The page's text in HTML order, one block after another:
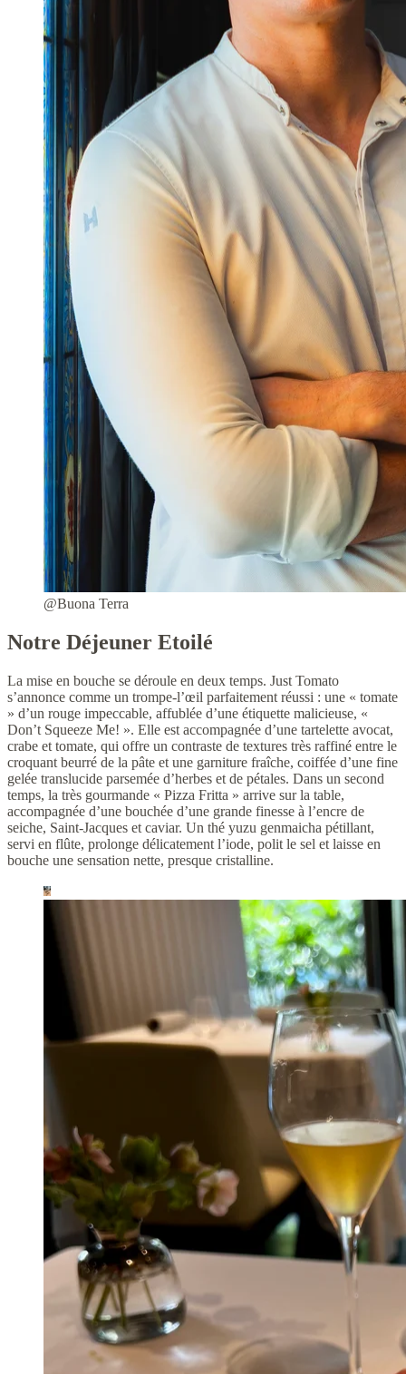
@Buona Terra
Notre Déjeuner Etoilé
La mise en bouche se déroule en deux temps. Just Tomato
s’annonce comme un trompe-l’œil parfaitement réussi : une « tomate
» d’un rouge impeccable, affublée d’une étiquette malicieuse, «
Don’t Squeeze Me! ». Elle est accompagnée d’une tartelette avocat,
crabe et tomate, qui offre un contraste de textures très raffiné entre le
croquant beurré de la pâte et une garniture fraîche, coiffée d’une fine
gelée translucide parsemée d’herbes et de pétales. Dans un second
temps, la très gourmande « Pizza Fritta » arrive sur la table,
accompagnée d’une bouchée d’une grande finesse à l’encre de
seiche, Saint-Jacques et caviar. Un thé yuzu genmaicha pétillant,
servi en flûte, prolonge délicatement l’iode, polit le sel et laisse en
bouche une sensation nette, presque cristalline.